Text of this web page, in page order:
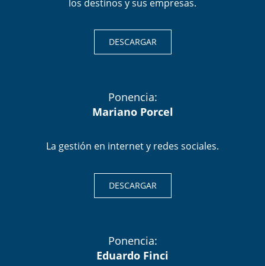
los destinos y sus empresas.
DESCARGAR
Ponencia:
Mariano Porcel
La gestión en internet y redes sociales.
DESCARGAR
Ponencia:
Eduardo Finci